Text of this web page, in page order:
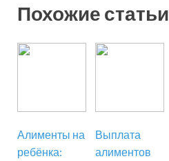
Похожие статьи
Алименты на
ребёнка:
Выплата
алиментов